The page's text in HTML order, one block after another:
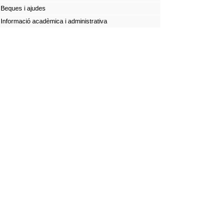
Beques i ajudes
Informació acadèmica i administrativa